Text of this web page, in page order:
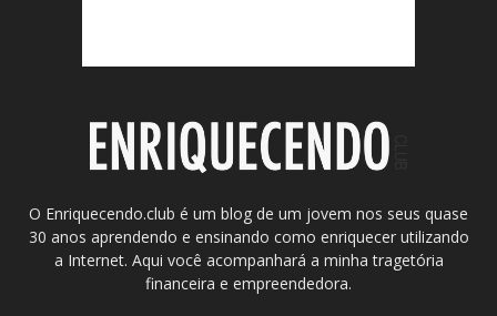
O Enriquecendo.club é um blog de um jovem nos seus quase
30 anos aprendendo e ensinando como enriquecer utilizando
a Internet. Aqui você acompanhará a minha tragetória
financeira e empreendedora.